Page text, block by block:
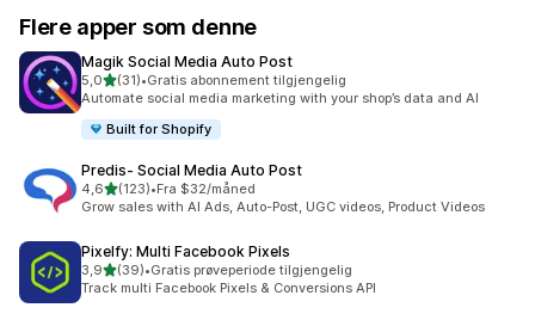
Flere apper som denne
Magik Social Media Auto Post
5,0av 5 stjerner
(31)
Totalt 31 omtaler
•Gratis abonnement tilgjengelig
Automate social media marketing with your shop’s data and AI
Built for Shopify
Predis‑ Social Media Auto Post
4,6av 5 stjerner
(123)
Totalt 123 omtaler
•Fra $32/måned
Grow sales with AI Ads, Auto-Post, UGC videos, Product Videos
Pixelfy: Multi Facebook Pixels
3,9av 5 stjerner
(39)
Totalt 39 omtaler
•Gratis prøveperiode tilgjengelig
Track multi Facebook Pixels & Conversions API